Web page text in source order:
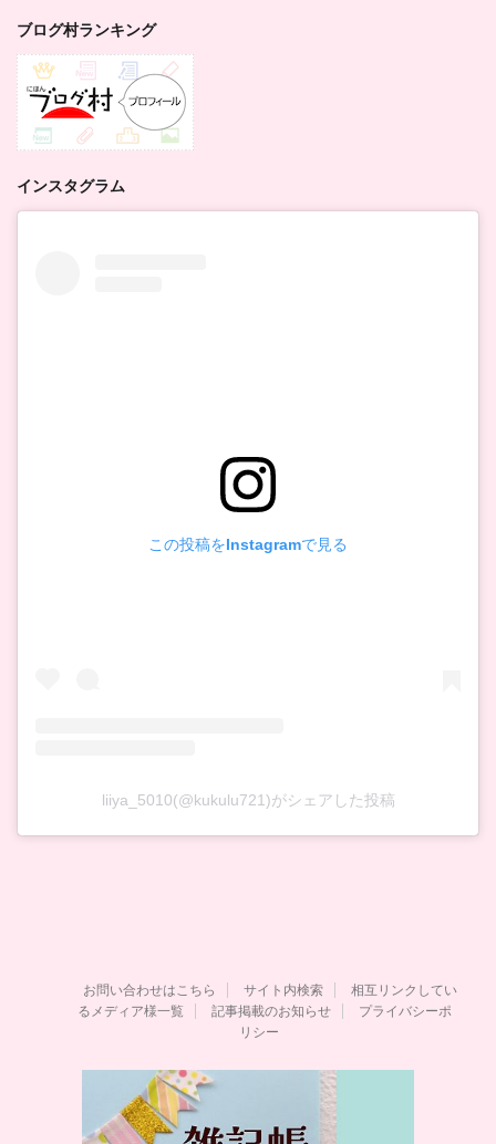
ブログ村ランキング
インスタグラム
この投稿をInstagramで見る
liiya_5010(@kukulu721)がシェアした投稿
お問い合わせはこちら サイト内検索
相互リンクしてい
るメディア様一覧
記事掲載のお知らせ
プライバシーポ
リシー